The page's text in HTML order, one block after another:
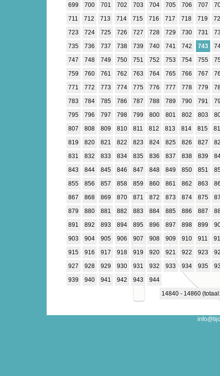
699
700 701 702 703 704 705 706 707
711
712 713 714 715 716 717 718 719
723
724 725 726 727 728 729 730 731
735
736 737 738 739 740 741 742 743
747
748 749 750 751 752 753 754 755
759
760 761 762 763 764 765 766 767
771
772 773 774 775 776 777 778 779
783
784 785 786 787 788 789 790 791
795
796 797 798 799 800 801 802 803
807
808 809 810 811 812 813 814 815
819
820 821 822 823 824 825 826 827
831
832 833 834 835 836 837 838 839
843
844 845 846 847 848 849 850 851
855
856 857 858 859 860 861 862 863
867
868 869 870 871 872 873 874 875
879
880 881 882 883 884 885 886 887
891
892 893 894 895 896 897 898 899
903
904 905 906 907 908 909 910 911
915
916 917 918 919 920 921 922 923
927
928 929 930 931 932 933 934 935
939
940 941 942 943
944
14840 - 14860